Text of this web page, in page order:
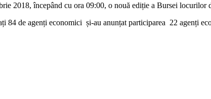
2018, începând cu ora 09:00, o nouă ediție a Bursei locurilor
84 de agenți economici și-au anunțat participarea 22 agenți